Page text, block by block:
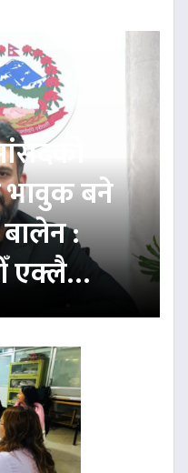
बने
बालेन :
एक्लै…